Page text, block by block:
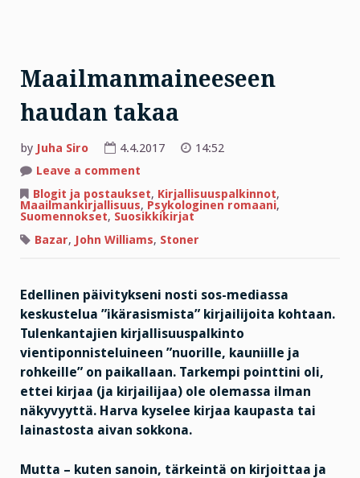
Maailmanmaineeseen
haudan takaa
by Juha Siro 4.4.2017
14:52
Leave a comment
haudan
takaa
Blogit ja postaukset, Kirjallisuuspalkinnot,
Maailmankirjallisuus, Psykologinen romaani,
Suomennokset, Suosikkikirjat
Bazar, John Williams, Stoner
Edellinen päivitykseni nosti sos-mediassa
keskustelua ”ikärasismista” kirjailijoita kohtaan.
Tulenkantajien kirjallisuuspalkinto
vientiponnisteluineen ”nuorille, kauniille ja
rohkeille” on paikallaan. Tarkempi pointtini oli,
ettei kirjaa (ja kirjailijaa) ole olemassa ilman
näkyvyyttä. Harva kyselee kirjaa kaupasta tai
lainastosta aivan sokkona.
Mutta – kuten sanoin, tärkeintä on kirjoittaa ja